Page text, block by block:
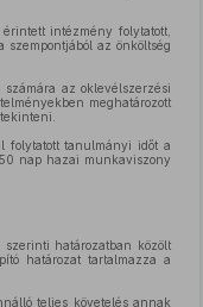
intézmény folytatott,
az önköltség
az oklevélszerzési
meghatározott
folytatott tanulmányi időt a
nap hazai munkaviszony
szerinti határozatban közölt
határozat tartalmazza a
teljes követelés annak